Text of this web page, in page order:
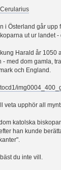
i Österland går
ut ur landet
Harald år
- med dom gamla,
och England.
veta upphör all
katolska
han kunde
du inte vill.